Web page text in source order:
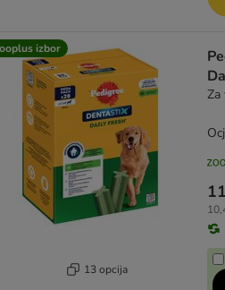
izbor
13 opcija
Za